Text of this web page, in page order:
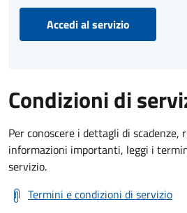
Accedi al servizio
Condizioni di
Per conoscere i dettagli di
informazioni importanti, leggi i
servizio.
Termini e condizioni di servizio